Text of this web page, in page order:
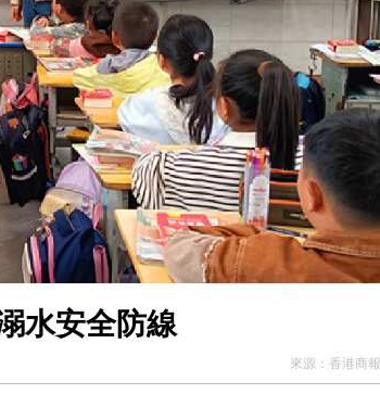
936億
新篇章
家有權自主選擇合作夥伴
水安全防線
來源： 香港商